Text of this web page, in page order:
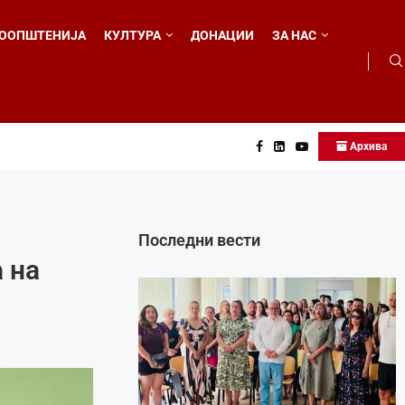
КУЛТУРА ДОНАЦИИ ЗА НАС
Архива
на
Последни вести